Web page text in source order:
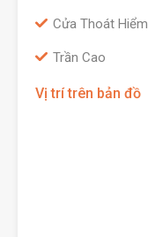
Cửa Thoát Hiểm
Trần Cao
Vị trí trên bản đồ